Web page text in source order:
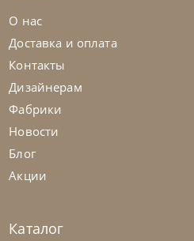
О нас
Доставка и оплата
Контакты
Дизайнерам
Фабрики
Новости
Блог
Акции
Каталог